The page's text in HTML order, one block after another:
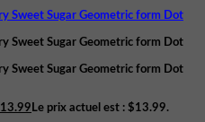
13.99 Le prix actuel est : $13.99.